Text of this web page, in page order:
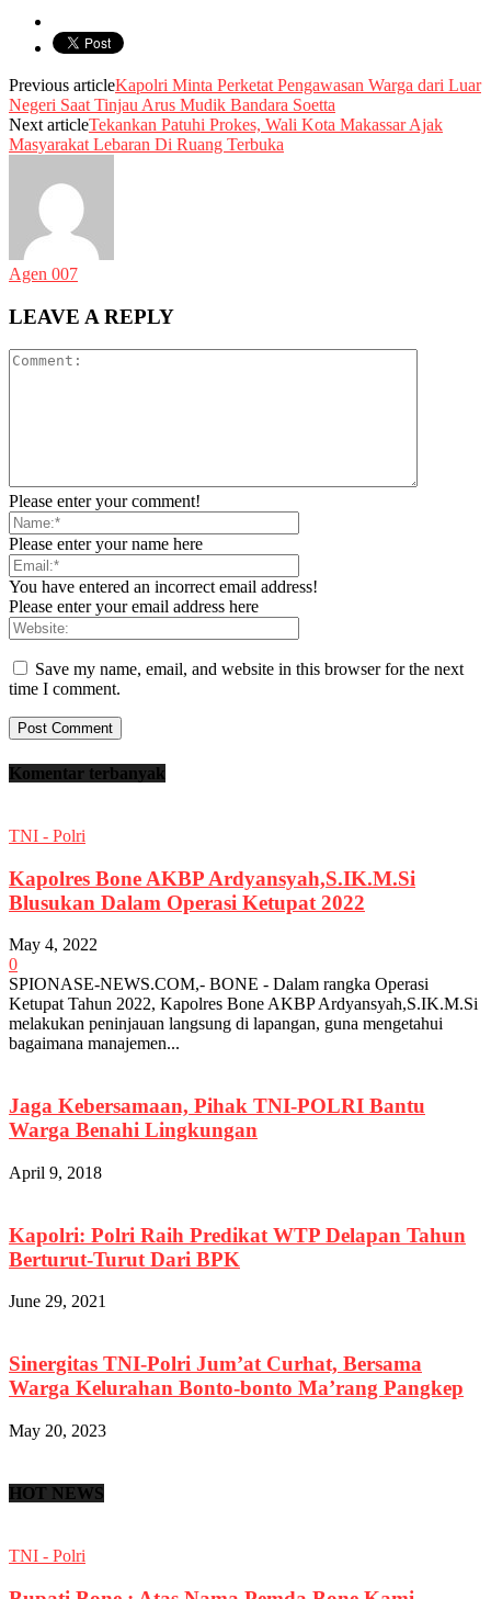
Previous articleKapolri Minta Perketat Pengawasan Warga dari Luar
Negeri Saat Tinjau Arus Mudik Bandara Soetta
Next articleTekankan Patuhi Prokes, Wali Kota Makassar Ajak
Masyarakat Lebaran Di Ruang Terbuka
Agen 007
LEAVE A REPLY
Please enter your comment!
Please enter your name here
You have entered an incorrect email address!
Please enter your email address here
Save my name, email, and website in this browser for the next
time I comment.
Komentar terbanyak
TNI - Polri
Kapolres Bone AKBP Ardyansyah,S.IK.M.Si
Blusukan Dalam Operasi Ketupat 2022
May 4, 2022
0
SPIONASE-NEWS.COM,- BONE - Dalam rangka Operasi
Ketupat Tahun 2022, Kapolres Bone AKBP Ardyansyah,S.IK.M.Si
melakukan peninjauan langsung di lapangan, guna mengetahui
bagaimana manajemen...
Jaga Kebersamaan, Pihak TNI-POLRI Bantu
Warga Benahi Lingkungan
April 9, 2018
Kapolri: Polri Raih Predikat WTP Delapan Tahun
Berturut-Turut Dari BPK
June 29, 2021
Sinergitas TNI-Polri Jum’at Curhat, Bersama
Warga Kelurahan Bonto-bonto Ma’rang Pangkep
May 20, 2023
HOT NEWS
TNI - Polri